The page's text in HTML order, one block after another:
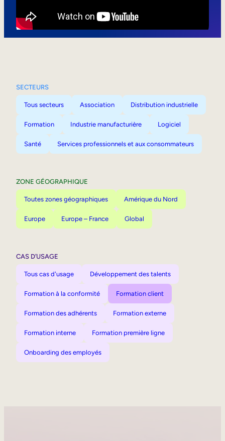
SECTEURS
Tous secteurs Association Distribution industrielle
Formation Industrie manufacturière Logiciel
Santé Services professionnels et aux consommateurs
ZONE GÉOGRAPHIQUE
Toutes zones géographiques Amérique du Nord
Europe Europe – France Global
CAS D’USAGE
Tous cas d'usage Développement des talents
Formation à la conformité Formation client
Formation des adhérents Formation externe
Formation interne Formation première ligne
Onboarding des employés